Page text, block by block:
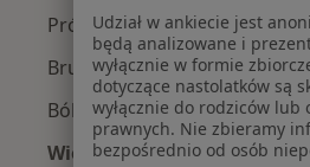
Próchnica w Lublinie
Bruksizm w Lublinie
Ból zęba w Lublinie
Więcej (15)
Udział w ankiecie jest
będą analizowane i
wyłącznie w formie
dotyczące nastolatków są
wyłącznie do rodziców lub
prawnych. Nie zbieramy
bezpośrednio od osób